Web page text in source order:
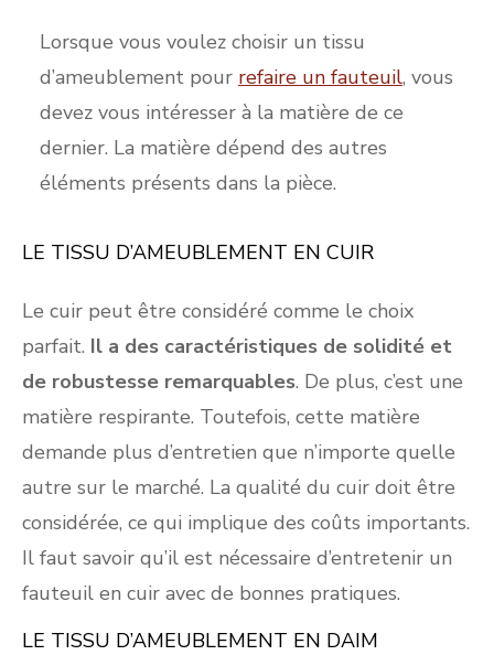
Lorsque vous voulez choisir un tissu
d’ameublement pour refaire un fauteuil, vous
devez vous intéresser à la matière de ce
dernier. La matière dépend des autres
éléments présents dans la pièce.
LE TISSU D’AMEUBLEMENT EN CUIR
Le cuir peut être considéré comme le choix
parfait. Il a des caractéristiques de solidité et
de robustesse remarquables. De plus, c’est une
matière respirante. Toutefois, cette matière
demande plus d’entretien que n’importe quelle
autre sur le marché. La qualité du cuir doit être
considérée, ce qui implique des coûts importants.
Il faut savoir qu’il est nécessaire d’entretenir un
fauteuil en cuir avec de bonnes pratiques.
LE TISSU D’AMEUBLEMENT EN DAIM